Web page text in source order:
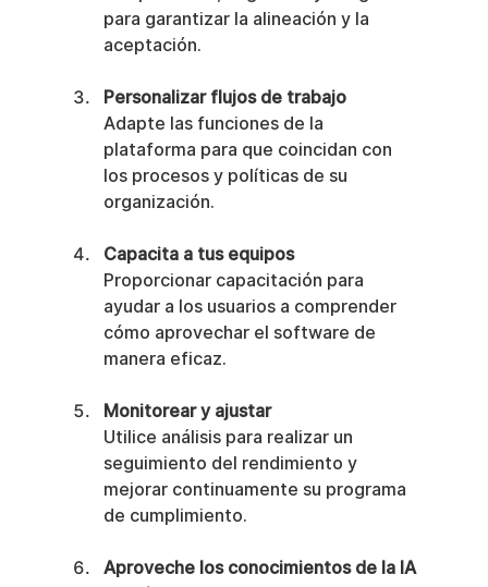
para garantizar la alineación y la
aceptación.
Personalizar flujos de trabajo
Adapte las funciones de la
plataforma para que coincidan con
los procesos y políticas de su
organización.
Capacita a tus equipos
Proporcionar capacitación para
ayudar a los usuarios a comprender
cómo aprovechar el software de
manera eficaz.
Monitorear y ajustar
Utilice análisis para realizar un
seguimiento del rendimiento y
mejorar continuamente su programa
de cumplimiento.
Aproveche los conocimientos de la IA